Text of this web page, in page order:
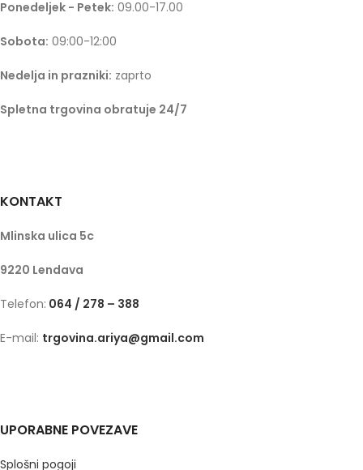
Ponedeljek - Petek: 09.00-17.00
Sobota: 09:00-12:00
Nedelja in prazniki: zaprto
Spletna trgovina obratuje 24/7
KONTAKT
Mlinska ulica 5c
9220 Lendava
Telefon: 064 / 278 – 388
E-mail: trgovina.ariya@gmail.com
UPORABNE POVEZAVE
Splošni pogoji